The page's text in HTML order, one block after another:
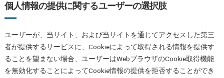
個人情報の提供に関するユーザーの選択肢
ユーザーが、当サイト、および当サイトを通じてアクセスした第三
者が提供するサービスに、Cookieによって取得される情報を提供す
ることを望まない場合、ユーザーはWebブラウザのCookie取得機能
を無効化することによってCookie情報の提供を拒否することができ